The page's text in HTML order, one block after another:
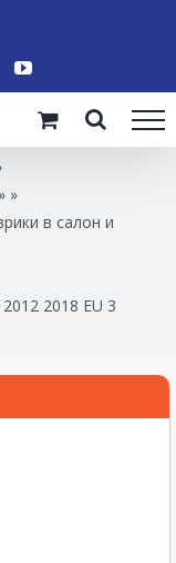
»
в салон и
2018 EU 3